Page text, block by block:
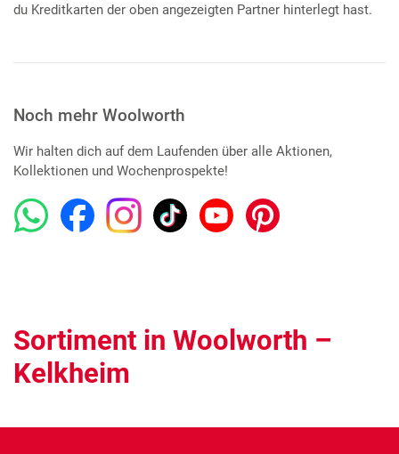
du Kreditkarten der oben angezeigten Partner hinterlegt hast.
Noch mehr Woolworth
Wir halten dich auf dem Laufenden über alle Aktionen,
Kollektionen und Wochenprospekte!
Sortiment in Woolworth –
Kelkheim